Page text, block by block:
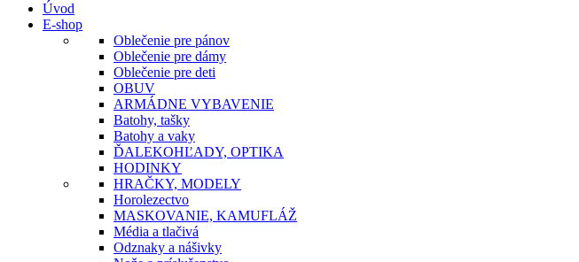
Úvod
E-shop
Oblečenie pre pánov
Oblečenie pre dámy
Oblečenie pre deti
OBUV
ARMÁDNE VYBAVENIE
Batohy, tašky
Batohy a vaky
ĎALEKOHĽADY, OPTIKA
HODINKY
HRAČKY, MODELY
Horolezectvo
MASKOVANIE, KAMUFLÁŽ
Média a tlačivá
Odznaky a nášivky